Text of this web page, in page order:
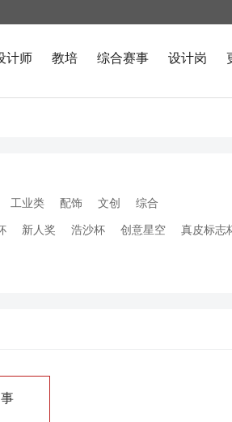
计师 教培 综合赛事 设计岗
工业类 配饰 文创 综合
新人奖 浩沙杯 创意星空 真皮标志